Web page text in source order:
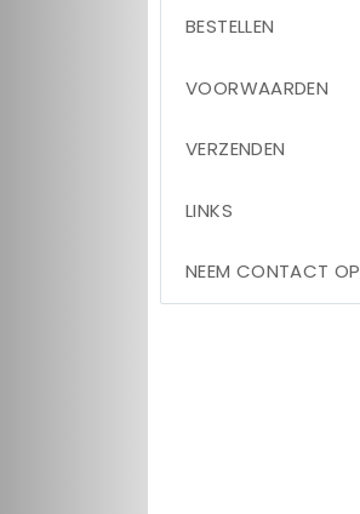
BESTELLEN
VOORWAARDEN
VERZENDEN
LINKS
NEEM CONTACT OP